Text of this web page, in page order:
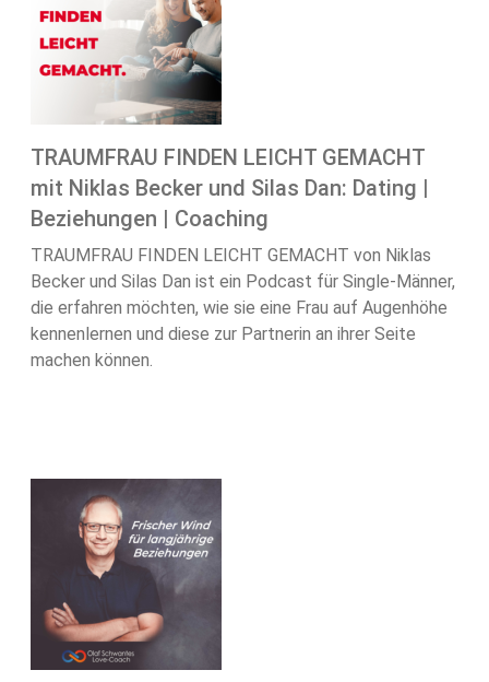
TRAUMFRAU FINDEN LEICHT GEMACHT
mit Niklas Becker und Silas Dan: Dating |
Beziehungen | Coaching
TRAUMFRAU FINDEN LEICHT GEMACHT von Niklas
Becker und Silas Dan ist ein Podcast für Single-Männer,
die erfahren möchten, wie sie eine Frau auf Augenhöhe
kennenlernen und diese zur Partnerin an ihrer Seite
machen können.